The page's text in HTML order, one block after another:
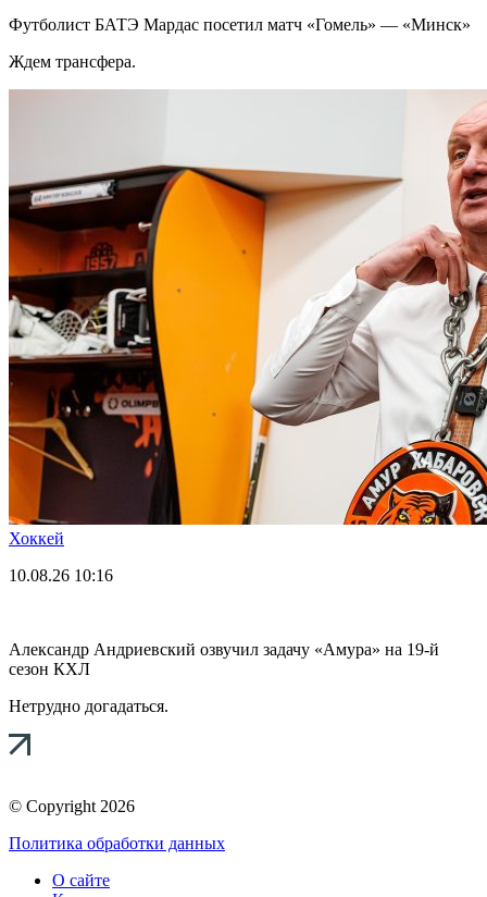
Футболист БАТЭ Мардас посетил матч «Гомель» — «Минск»
Ждем трансфера.
Хоккей
10.08.26 10:16
Александр Андриевский озвучил задачу «Амура» на 19-й
сезон КХЛ
Нетрудно догадаться.
© Copyright 2026
Политика обработки данных
О сайте